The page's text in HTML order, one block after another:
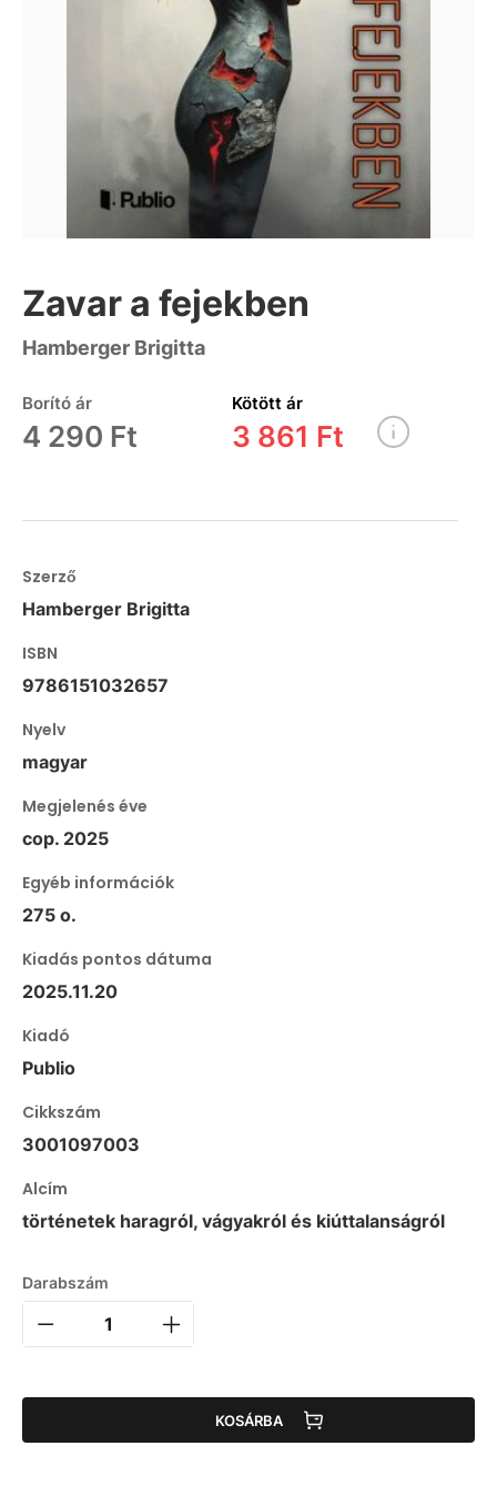
Zavar a fejekben
Hamberger Brigitta
Borító ár
4 290 Ft
Kötött ár
3 861 Ft
Szerző
Hamberger Brigitta
ISBN
9786151032657
Nyelv
magyar
Megjelenés éve
cop. 2025
Egyéb információk
275 o.
Kiadás pontos dátuma
2025.11.20
Kiadó
Publio
Cikkszám
3001097003
Alcím
történetek haragról, vágyakról és kiúttalanságról
Darabszám
KOSÁRBA